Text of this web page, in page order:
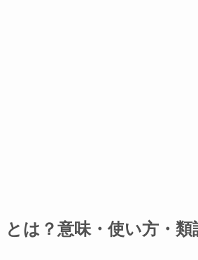
とは？意味・使い方・